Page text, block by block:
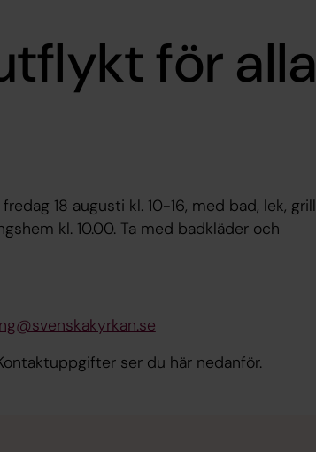
för alla
18 augusti kl. 10-16, med bad, lek, grill
kl. 10.00. Ta med badkläder och
ser du här nedanför.